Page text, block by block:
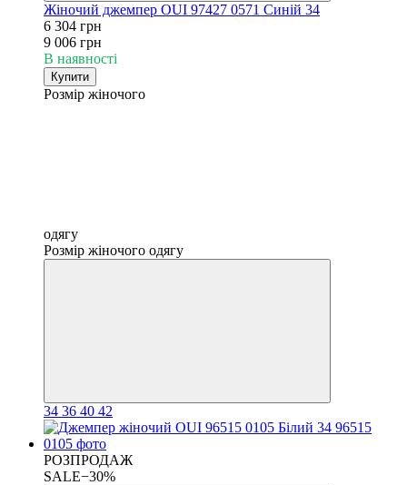
Жіночий джемпер OUI 97427 0571 Синій 34
6 304 грн
9 006 грн
В наявності
Купити
Розмір жіночого
одягу
Розмір жіночого одягу
34 36 40 42
РОЗПРОДАЖ
SALE−30%